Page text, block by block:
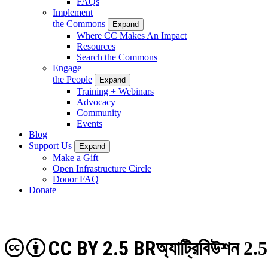
Implement
the Commons
Expand
Where CC Makes An Impact
Resources
Search the Commons
Engage
the People
Expand
Training + Webinars
Advocacy
Community
Events
Blog
Support Us
Expand
Make a Gift
Open Infrastructure Circle
Donor FAQ
Donate
অ্যাট্রিবিউশন
CC BY 2.5 BR